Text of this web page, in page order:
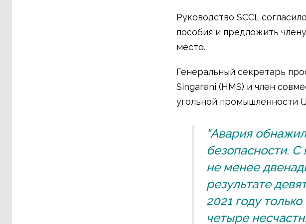
Руководство SCCL
пособия и предложить
место.
Генеральный секретарь
Singareni (HMS) и член
угольной промышленности
“Авария
безопасности. С
не менее
результате
2021 году
четыре